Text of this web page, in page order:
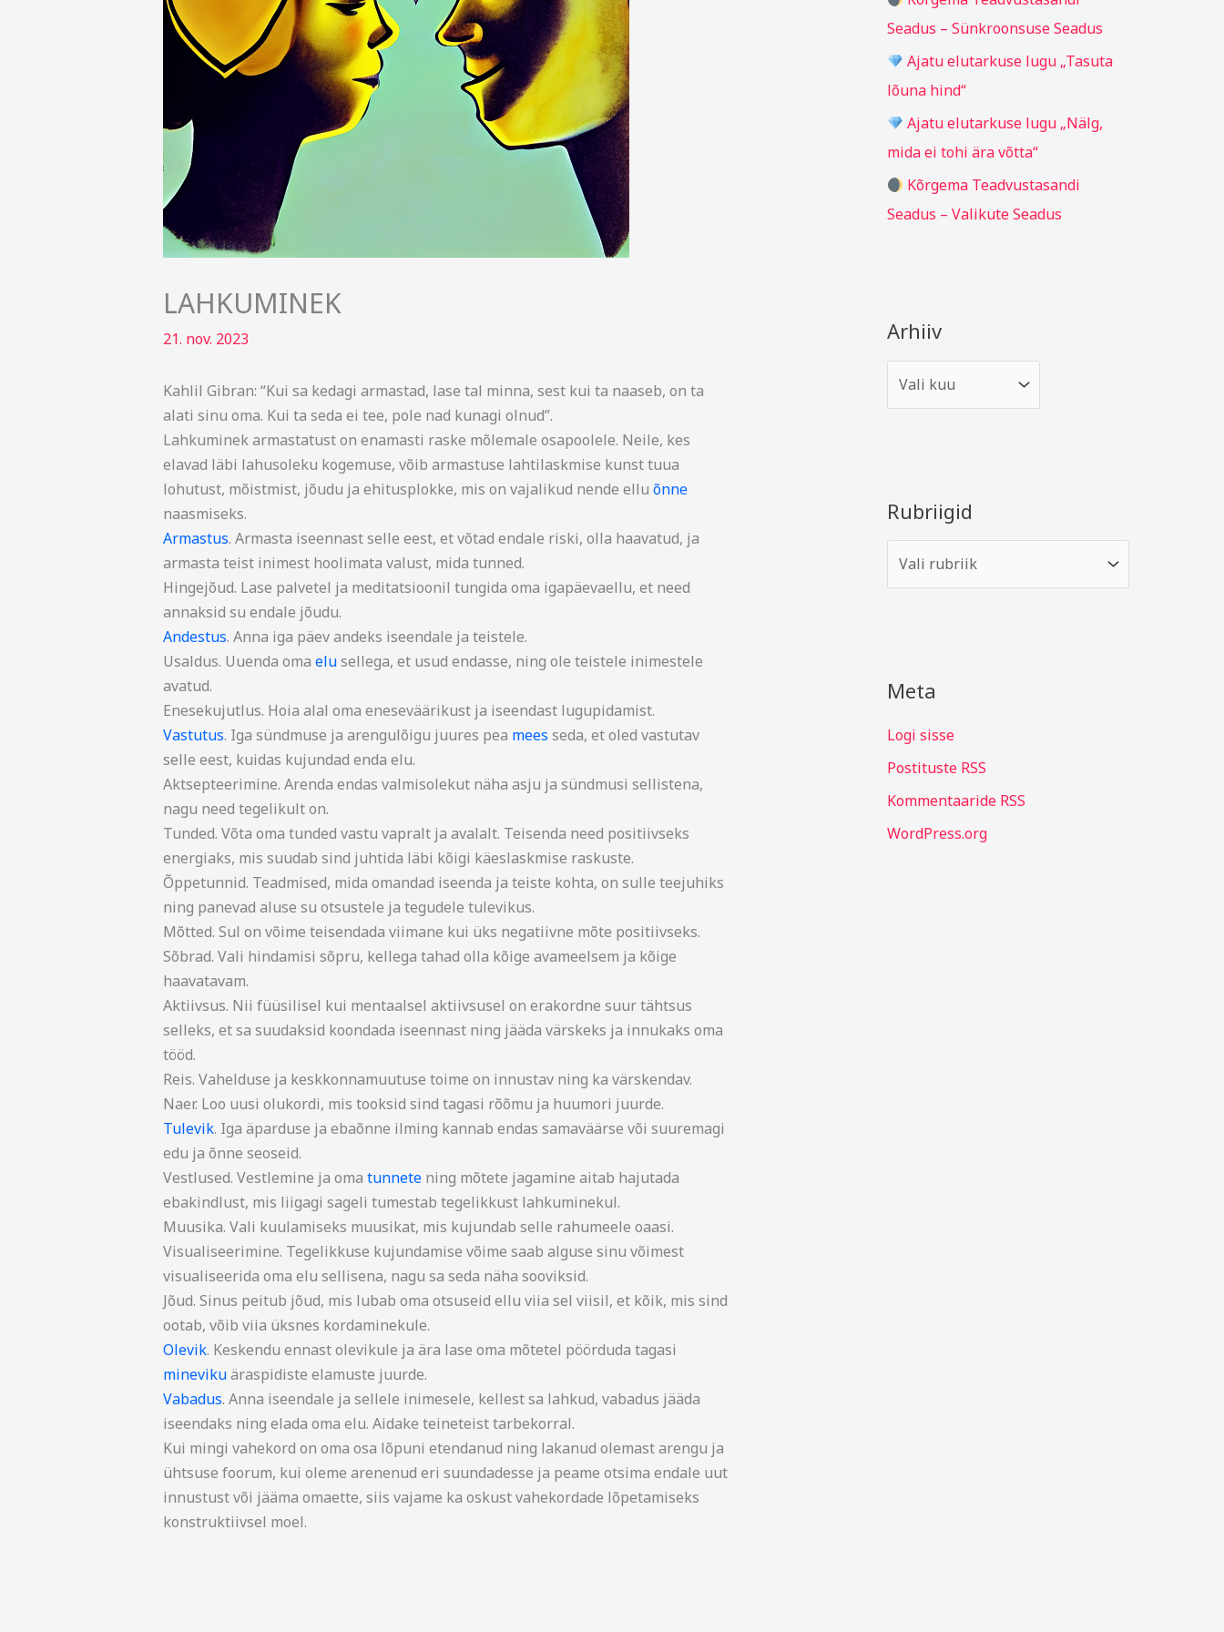
LAHKUMINEK
21. nov. 2023
Kahlil Gibran: “Kui sa kedagi armastad, lase tal minna, sest kui ta naaseb, on ta
alati sinu oma. Kui ta seda ei tee, pole nad kunagi olnud”.
Lahkuminek armastatust on enamasti raske mõlemale osapoolele. Neile, kes
elavad läbi lahusoleku kogemuse, võib armastuse lahtilaskmise kunst tuua
lohutust, mõistmist, jõudu ja ehitusplokke, mis on vajalikud nende ellu õnne
naasmiseks.
Armastus. Armasta iseennast selle eest, et võtad endale riski, olla haavatud, ja
armasta teist inimest hoolimata valust, mida tunned.
Hingejõud. Lase palvetel ja meditatsioonil tungida oma igapäevaellu, et need
annaksid su endale jõudu.
Andestus. Anna iga päev andeks iseendale ja teistele.
Usaldus. Uuenda oma elusellega, et usud endasse, ning ole teistele inimestele
avatud.
Enesekujutlus. Hoia alal oma eneseväärikust ja iseendast lugupidamist.
Vastutus. Iga sündmuse ja arengulõigu juures pea mees seda, et oled vastutav
selle eest, kuidas kujundad enda elu.
Aktsepteerimine. Arenda endas valmisolekut näha asju ja sündmusi sellistena,
nagu need tegelikult on.
Tunded. Võta oma tunded vastu vapralt ja avalalt. Teisenda need positiivseks
energiaks, mis suudab sind juhtida läbi kõigi käeslaskmise raskuste.
Õppetunnid. Teadmised, mida omandad iseenda ja teiste kohta, on sulle teejuhiks
ning panevad aluse su otsustele ja tegudele tulevikus.
Mõtted. Sul on võime teisendada viimane kui üks negatiivne mõte positiivseks.
Sõbrad. Vali hindamisi sõpru, kellega tahad olla kõige avameelsem ja kõige
haavatavam.
Aktiivsus. Nii füüsilisel kui mentaalsel aktiivsusel on erakordne suur tähtsus
selleks, et sa suudaksid koondada iseennast ning jääda värskeks ja innukaks oma
tööd.
Reis. Vahelduse ja keskkonnamuutuse toime on innustav ning ka värskendav.
Naer. Loo uusi olukordi, mis tooksid sind tagasi rõõmu ja huumori juurde.
Tulevik. Iga äparduse ja ebaõnne ilming kannab endas samaväärse või suuremagi
edu ja õnne seoseid.
Vestlused. Vestlemine ja oma tunnetening mõtete jagamine aitab hajutada
ebakindlust, mis liigagi sageli tumestab tegelikkust lahkuminekul.
Muusika. Vali kuulamiseks muusikat, mis kujundab selle rahumeele oaasi.
Visualiseerimine. Tegelikkuse kujundamise võime saab alguse sinu võimest
visualiseerida oma elu sellisena, nagu sa seda näha sooviksid.
Jõud. Sinus peitub jõud, mis lubab oma otsuseid ellu viia sel viisil, et kõik, mis sind
ootab, võib viia üksnes kordaminekule.
Olevik. Keskendu ennast olevikule ja ära lase oma mõtetel pöörduda tagasi
minevikuäraspidiste elamuste juurde.
Vabadus. Anna iseendale ja sellele inimesele, kellest sa lahkud, vabadus jääda
iseendaks ning elada oma elu. Aidake teineteist tarbekorral.
Kui mingi vahekord on oma osa lõpuni etendanud ning lakanud olemast arengu ja
ühtsuse foorum, kui oleme arenenud eri suundadesse ja peame otsima endale uut
innustust või jääma omaette, siis vajame ka oskust vahekordade lõpetamiseks
konstruktiivsel moel.
:Seadus – Sünkroonsuse Seadus
Ajatu elutarkuse lugu „Tasuta
lõuna hind“
Ajatu elutarkuse lugu „Nälg,
mida ei tohi ära võtta“
Kõrgema Teadvustasandi
Seadus – Valikute Seadus
Arhiiv
Rubriigid
Meta
Logi sisse
Postituste RSS
Kommentaaride RSS
WordPress.org